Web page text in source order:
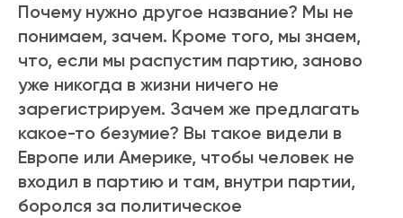
Почему нужно другое название? Мы не
понимаем, зачем. Кроме того, мы знаем,
что, если мы распустим партию, заново
уже никогда в жизни ничего не
зарегистрируем. Зачем же предлагать
какое-то безумие? Вы такое видели в
Европе или Америке, чтобы человек не
входил в партию и там, внутри партии,
боролся за политическое